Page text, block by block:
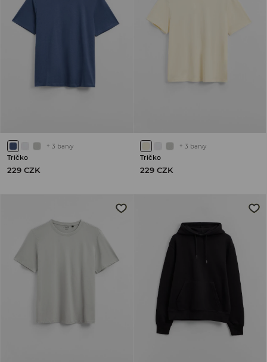
+ 3 barvy
Tričko
229 CZK
+ 3 barvy
Tričko
229 CZK